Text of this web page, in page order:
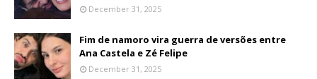
December 31, 2025
Fim de namoro vira guerra de versões entre
Ana Castela e Zé Felipe
December 31, 2025